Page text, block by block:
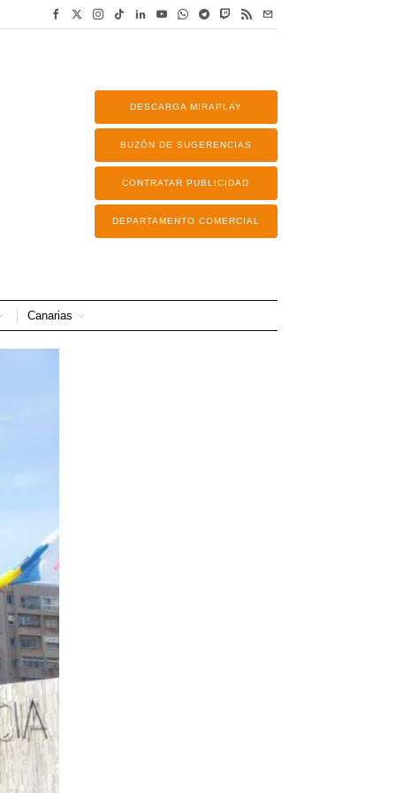
DESCARGA MIRAPLAY
BUZÓN DE SUGERENCIAS
CONTRATAR PUBLICIDAD
DEPARTAMENTO COMERCIAL
Canarias